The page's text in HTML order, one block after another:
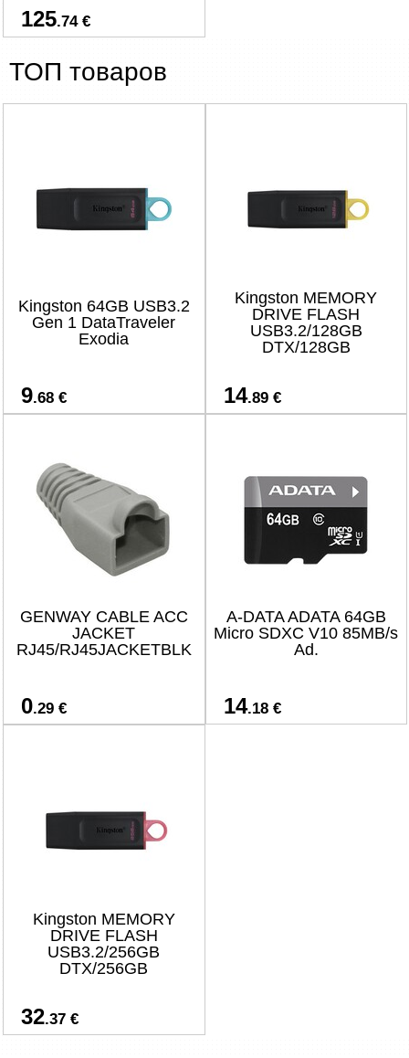
125.74 €
ТОП товаров
Kingston 64GB USB3.2
Gen 1 DataTraveler
Exodia
9.68 €
Kingston MEMORY
DRIVE FLASH
USB3.2/128GB
DTX/128GB
14.89 €
GENWAY CABLE ACC
JACKET
RJ45/RJ45JACKETBLK
0.29 €
A-DATA ADATA 64GB
Micro SDXC V10 85MB/s
Ad.
14.18 €
Kingston MEMORY
DRIVE FLASH
USB3.2/256GB
DTX/256GB
32.37 €